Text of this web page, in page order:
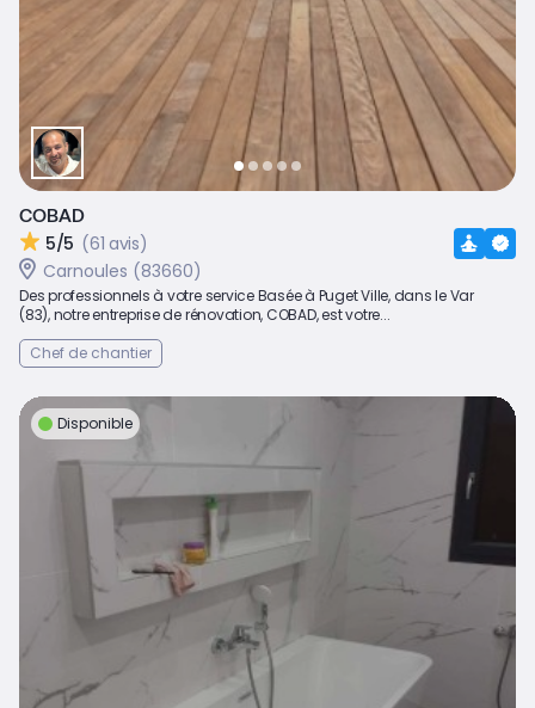
COBAD
5/5 (61 avis)
Carnoules (83660)
Des professionnels à votre service Basée à Puget Ville, dans le Var
(83), notre entreprise de rénovation, COBAD, est votre...
Chef de chantier
Disponible